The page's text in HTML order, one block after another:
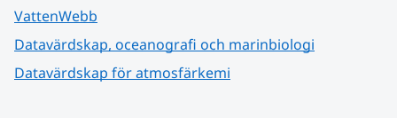
VattenWebb
Datavärdskap, oceanografi och marinbiologi
Datavärdskap för atmosfärkemi